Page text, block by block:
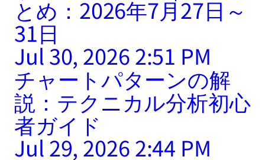
とめ：2026年7月27日～
31日
Jul 30, 2026 2:51 PM
チャートパターンの解
説：テクニカル分析初心
者ガイド
Jul 29, 2026 2:44 PM